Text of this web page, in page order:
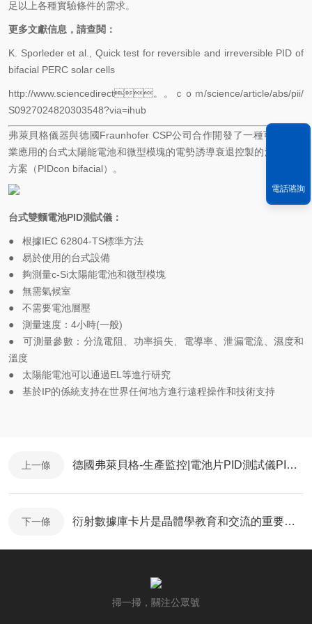
足以上各種實驗條件的需求。
更多文獻信息，請查閱：
K. Sporleder et al., Quick test for reversible and irreversible PID of
bifacial PERC solar cells
http://www.sciencedirect。。ｃｏｍ/science/article/abs/pii/
S0927024820303548?via=ihub
弗萊貝格儀器與德國Fraunhofer CSP公司合作開發了一種可作為商
業應用的台式太陽能電池和微型模塊的電勢誘導衰退控製的測量解決
方案（PIDcon bifacial）。
台式雙麵電池PID測試儀：
● 根據IEC 62804-TS標準方法
● 易於使用的台式設備
● 夠測量c-Si太陽能電池和微型模塊
● 無需氣候室
● 不需要電池層壓
● 測量速度：4小時(一般)
●可測量參數：分流電阻、功率損失、電導率、泄漏電流、濕度和
溫度
● 太陽能電池可以通過EL等進行研究
● 基於IP的係統支持在世界任何地方進行遠程操作和技術支持
上一條 德國弗萊貝格-生產監控|電池片PID測試儀PIDcon bifacial
下一條 衍射數據庫卡片是晶體學教育和交流的重要途徑
掃一掃，關注公眾號
電話谘詢